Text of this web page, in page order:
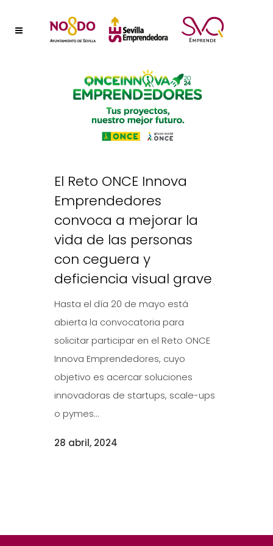
El Reto ONCE Innova
Emprendedores
convoca a mejorar la
vida de las personas
con ceguera y
deficiencia visual grave
Hasta el día 20 de mayo está
abierta la convocatoria para
solicitar participar en el Reto ONCE
Innova Emprendedores, cuyo
objetivo es acercar soluciones
innovadoras de startups, scale-ups
o pymes...
28 abril, 2024